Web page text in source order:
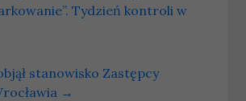
Tydzień kontroli w
stanowisko Zastępcy
→